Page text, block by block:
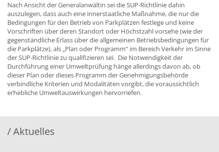
Nach Ansicht der Generalanwältin sei die SUP-Richtlinie dahin
auszulegen, dass auch eine innerstaatliche Maßnahme, die nur die
Bedingungen für den Betrieb von Parkplätzen festlege und keine
Vorschriften über deren Standort oder Höchstzahl vorsehe (wie der
gegenständliche Erlass über die allgemeinen Betriebsbedingungen für
die Parkplätze), als „Plan oder Programm“ im Bereich Verkehr im Sinne
der SUP-Richtlinie zu qualifizieren sei. Die Notwendigkeit der
Durchführung einer Umweltprüfung hänge allerdings davon ab, ob
dieser Plan oder dieses Programm der Genehmigungsbehörde
verbindliche Kriterien und Modalitäten vorgibt, die voraussichtlich
erhebliche Umweltauswirkungen hervorriefen.
/ Aktuelles